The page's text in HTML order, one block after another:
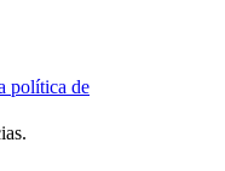
política de